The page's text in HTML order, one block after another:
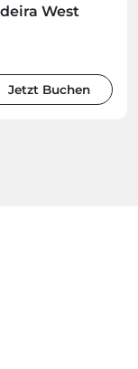
West
Jetzt Buchen